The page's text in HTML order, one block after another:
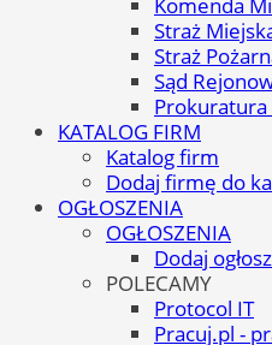
Straż
Straż
Sąd
Prokuratura
KATALOG FIRM
Katalog firm
Dodaj firmę do
OGŁOSZENIA
OGŁOSZENIA
Dodaj
POLECAMY
Protocol IT
Pracuj.pl -